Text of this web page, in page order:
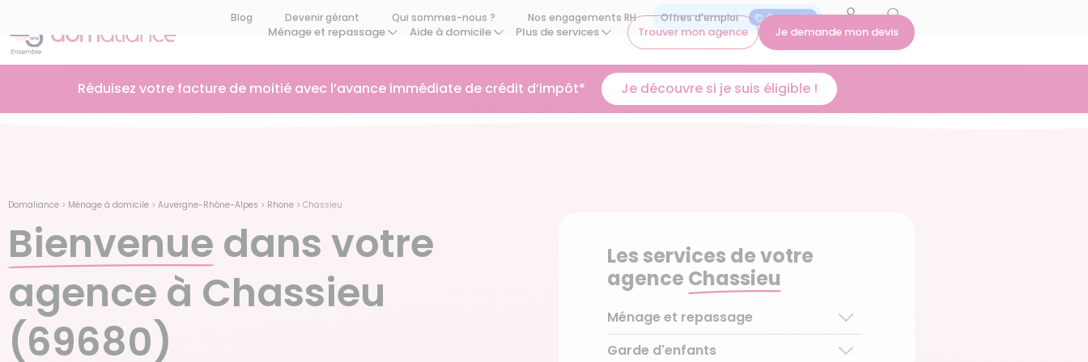
Blog Devenir gérant Qui sommes-nous ? Nos engagements RH On recrute
Ménage et repassage Aide à domicile Plus de services Trouver mon agence Je demande mon devis
Réduisez votre facture de moitié avec l’avance immédiate de crédit d’impôt* Je découvre si je suis éligible !
Domaliance > Ménage à domicile > Auvergne-Rhône-Alpes > Rhone > Chassieu
Bienvenue dans votre
agence à Chassieu
(69680)
Les services de votre
agence Chassieu
Ménage et repassage
Ménage régulier
Garde d'enfants